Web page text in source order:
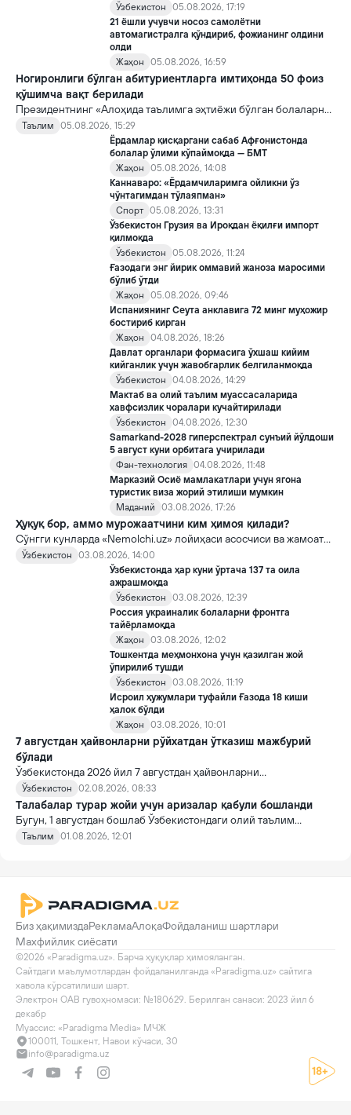
Ўзбекистон
05.08.2026, 17:19
21 ёшли учувчи носоз самолётни
автомагистралга қўндириб, фожианинг олдини
олди
Жаҳон
05.08.2026, 16:59
Ногиронлиги бўлган абитуриентларга имтиҳонда 50 фоиз
қўшимча вақт берилади
Президентнинг «Алоҳида таълимга эҳтиёжи бўлган болаларни
таълим ва ижтимоий хизматлар билан қамраб олиш тизимини
такомиллаштириш бўйича қўшимча чора-тадбирлар
тўғрисида»ги қарори билан инклюзив таълим соҳасида қатор
янги механизмлар жорий этилади.
Таълим
05.08.2026, 15:29
Ёрдамлар қисқаргани сабаб Афғонистонда
болалар ўлими кўпаймоқда — БМТ
Жаҳон
05.08.2026, 14:08
Каннаваро: «Ёрдамчиларимга ойликни ўз
чўнтагимдан тўлаяпман»
Спорт 05.08.2026, 13:31
Ўзбекистон Грузия ва Ироқдан ёқилғи импорт
қилмоқда
Ўзбекистон
05.08.2026, 11:24
Ғазодаги энг йирик оммавий жаноза маросими
бўлиб ўтди
Жаҳон
05.08.2026, 09:46
Испаниянинг Сеута анклавига 72 минг муҳожир
бостириб кирган
Жаҳон
04.08.2026, 18:26
Давлат органлари формасига ўхшаш кийим
кийганлик учун жавобгарлик белгиланмоқда
Ўзбекистон
04.08.2026, 14:29
Мактаб ва олий таълим муассасаларида
хавфсизлик чоралари кучайтирилади
Ўзбекистон
04.08.2026, 12:30
Samarkand-2028 гиперспектрал сунъий йўлдоши
5 август куни орбитага учирилади
Фан-технология 04.08.2026, 11:48
Марказий Осиё мамлакатлари учун ягона
туристик виза жорий этилиши мумкин
Маданий
03.08.2026, 17:26
Ҳуқуқ бор, аммо мурожаатчини ким ҳимоя қилади?
Сўнгги кунларда «Nemolchi.uz» лойиҳаси асосчиси ва жамоат
фаоли Ирина Матвиенко билан боғлиқ воқеа жамоатчиликда
кенг муҳокама қилинмоқда.
Ўзбекистон
03.08.2026, 14:00
Ўзбекистонда ҳар куни ўртача 137 та оила
ажрашмоқда
Ўзбекистон
03.08.2026, 12:39
Россия украиналик болаларни фронтга
тайёрламоқда
Жаҳон
03.08.2026, 12:02
Тошкентда меҳмонхона учун қазилган жой
ўпирилиб тушди
Ўзбекистон
03.08.2026, 11:19
Исроил ҳужумлари туфайли Ғазода 18 киши
ҳалок бўлди
Жаҳон
03.08.2026, 10:01
7 августдан ҳайвонларни рўйхатдан ўтказиш мажбурий
бўлади
Ўзбекистонда 2026 йил 7 августдан ҳайвонларни
идентификация қилиш ва давлат рўйхатидан ўтказишнинг янги
тартиби кучга киради.
Ўзбекистон 02.08.2026, 08:33
Tалабалар турар жойи учун аризалар қабули бошланди
Бугун, 1 августдан бошлаб Ўзбекистондаги олий таълим
муассасалари талабалар турар жойларига жойлашиш учун
Таълим 01.08.2026, 12:01
Биз ҳақимиздаРекламаАлоқаФойдаланиш шартлари
Махфийлик сиёсати
©2026 «Paradigma.uz». Барча ҳуқуқлар ҳимояланган.
Сайтдаги маълумотлардан фойдаланилганда «Paradigma.uz» сайтига
хавола кўрсатилиши шарт.
Электрон ОАВ гувоҳномаси: №180629. Берилган санаси: 2023 йил 6
декабр
Муассис: «Paradigma Media» МЧЖ
100011, Тошкент, Навои кўчаси, 30
info@paradigma.uz